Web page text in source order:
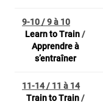
9-10 / 9 à 10
Learn to Train/
Apprendre à
s’entraîner
11-14 / 11 à 14
Train to Train/